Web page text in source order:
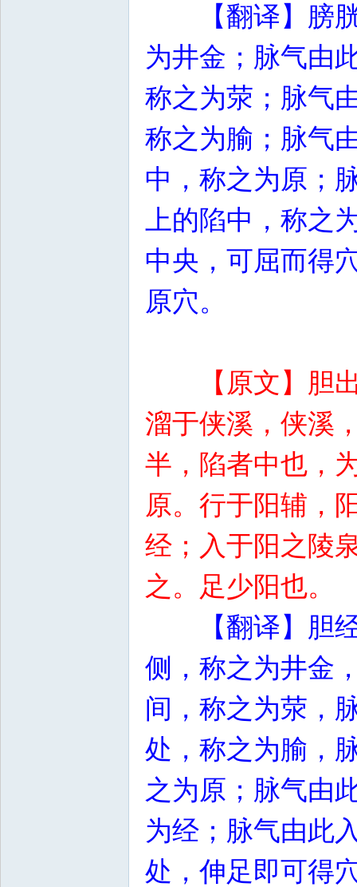
【翻译】膀
为井金；脉气由
称之为荥；脉气
称之为腧；脉气
中，称之为原；
上的陷中，称之
中央，可屈而得
原穴。
【原文】胆
溜于侠溪，侠溪
半，陷者中也，
原。行于阳辅，
经；入于阳之陵
之。足少阳也。
【翻译】胆
侧，称之为井金
间，称之为荥，
处，称之为腧，
之为原；脉气由
为经；脉气由此
处，伸足即可得